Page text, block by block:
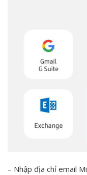
– Nhập địa chỉ email